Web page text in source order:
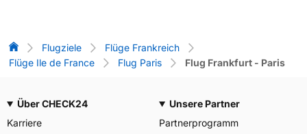
Flug-Vergleich
Flugziele
Flüge Frankreich
Flüge Ile de France
Flug Paris Flug Frankfurt - Paris
Über CHECK24
Karriere
Unsere Partner
Partnerprogramm